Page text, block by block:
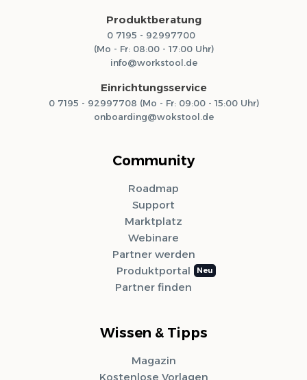
Produktberatung
0 7195 - 92997700
(Mo - Fr: 08:00 - 17:00 Uhr)
info@workstool.de
Einrichtungsservice
0 7195 - 92997708 (Mo - Fr: 09:00 - 15:00 Uhr)
onboarding@wokstool.de
Community
Roadmap
Support
Marktplatz
Webinare
Partner werden
Produktportal
Partner finden
Wissen & Tipps
Magazin
Kostenlose Vorlagen